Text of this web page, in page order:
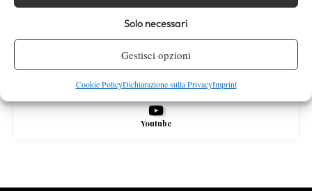
Solo necessari
Gestisci opzioni
Cookie PolicyDichiarazione sulla PrivacyImprint
X
Instagram
Youtube